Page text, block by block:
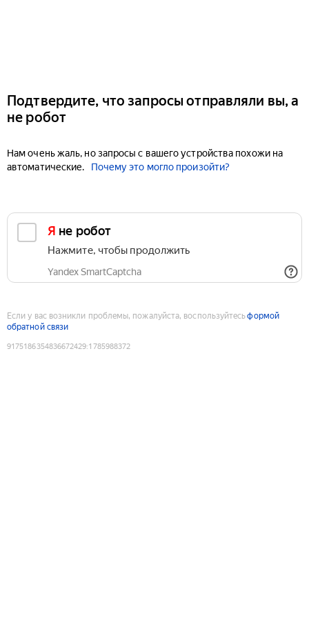
Подтвердите, что запросы отправляли вы, а
не робот
Нам очень жаль, но запросы с вашего устройства похожи на
автоматические.
Почему это могло произойти?
Я не робот
Нажмите, чтобы продолжить
Yandex SmartCaptcha
Если у вас возникли проблемы, пожалуйста, воспользуйтесьформой
обратной связи
9175186354836672429:1785988372